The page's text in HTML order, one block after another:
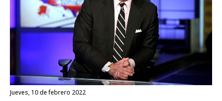
jueves, 10 de febrero 2022